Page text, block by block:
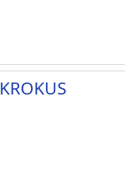
KROKUS